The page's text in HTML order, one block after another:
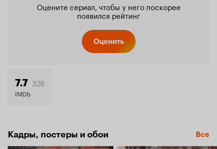
Оцените сериал, чтобы у него поскорее
появился рейтинг
Оценить
7.7 326
IMDb
Кадры, постеры и обои Все